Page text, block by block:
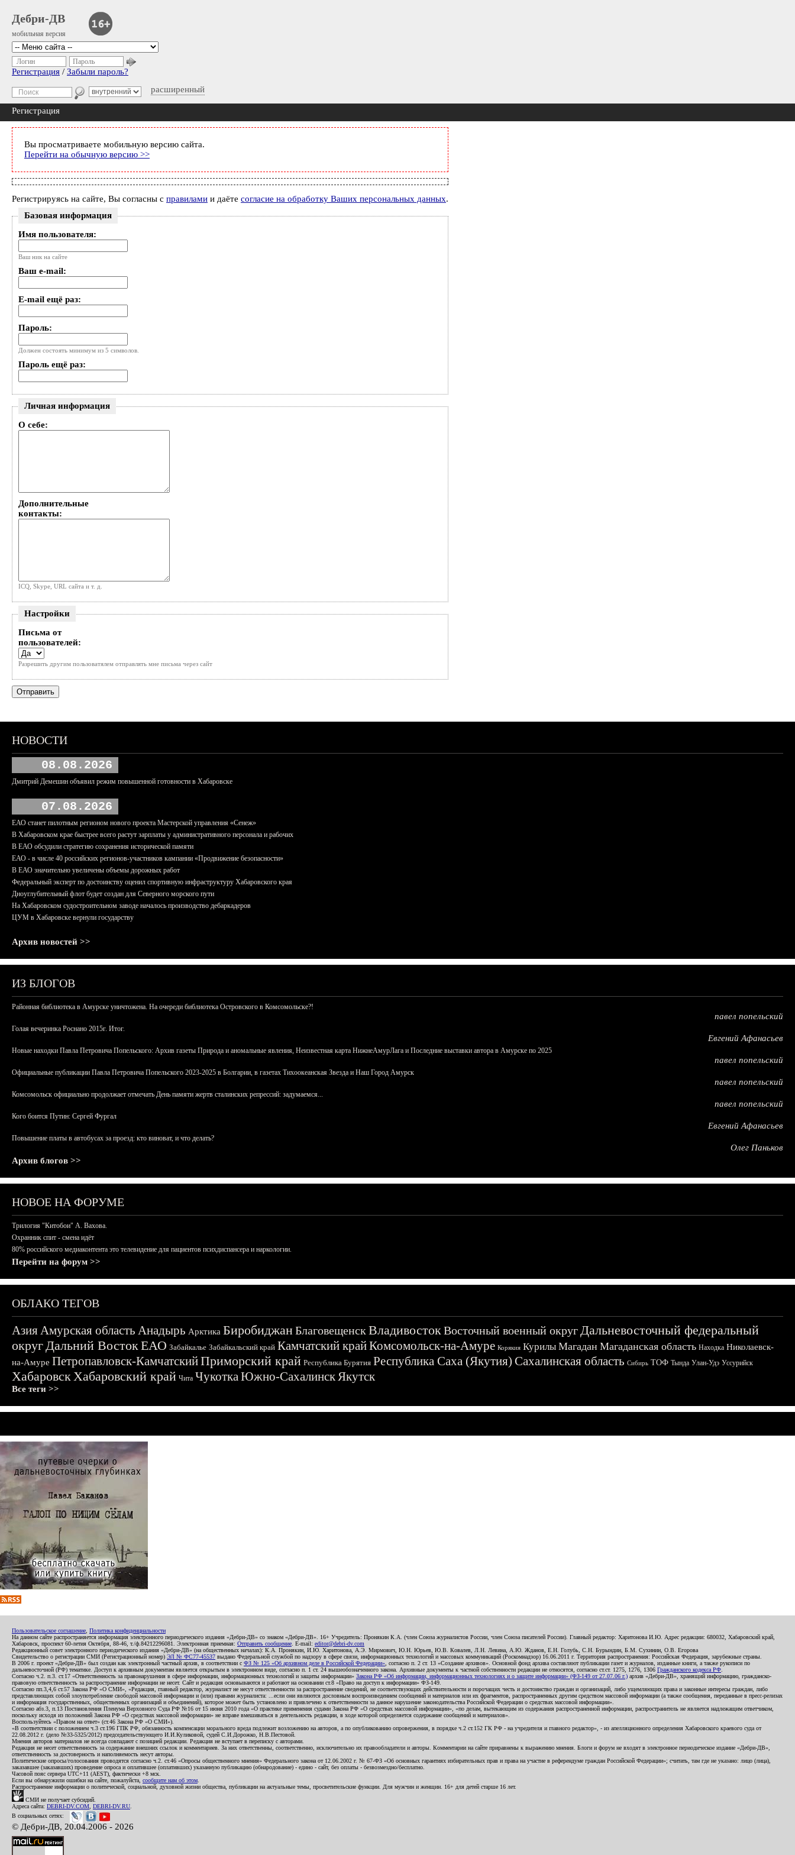
Дебри-ДВ
мобильная версия
расширенный
Логин Пароль
Регистрация / Забыли пароль?
Регистрация
Вы просматриваете мобильную версию сайта.
Перейти на обычную версию >>
Регистрируясь на сайте, Вы согласны с правилами и даёте согласие на обработку Ваших персональных данных.
Базовая информация
Имя пользователя:
Ваш ник на сайте
Ваш e-mail:
E-mail ещё раз:
Пароль:
Должен состоять минимум из 5 символов.
Пароль ещё раз:
Личная информация
О себе:
Дополнительные
контакты:
ICQ, Skype, URL сайта и т. д.
Настройки
Письма от
пользователей:
Разрешить другим пользоватялем отправлять мне письма через сайт
НОВОСТИ
08.08.2026
Дмитрий Демешин объявил режим повышенной готовности в Хабаровске
07.08.2026
ЕАО станет пилотным регионом нового проекта Мастерской управления «Сенеж»
В Хабаровском крае быстрее всего растут зарплаты у административного персонала и рабочих
В ЕАО обсудили стратегию сохранения исторической памяти
ЕАО - в числе 40 российских регионов-участников кампании «Продвижение безопасности»
В ЕАО значительно увеличены объемы дорожных работ
Федеральный эксперт по достоинству оценил спортивную инфраструктуру Хабаровского края
Дноуглубительный флот будет создан для Северного морского пути
На Хабаровском судостроительном заводе началось производство дебаркадеров
ЦУМ в Хабаровске вернули государству
Архив новостей >>
ИЗ БЛОГОВ
Районная библиотека в Амурске уничтожена. На очереди библиотека Островского в Комсомольске?!
павел попельский
Голая вечеринка Роснано 2015г. Итог.
Евгений Афанасьев
Новые находки Павла Петровича Попельского: Архив газеты Природа и аномальные явления, Неизвестная карта НижнеАмурЛага и Последние выставки автора в Амурске по 2025
павел попельский
Официальные публикации Павла Петровича Попельского 2023-2025 в Болгарии, в газетах Тихоокеанская Звезда и Наш Город Амурск
павел попельский
Комсомольск официально продолжает отмечать День памяти жертв сталинских репрессий: задумаемся...
павел попельский
Кого боится Путин: Сергей Фургал
Евгений Афанасьев
Повышение платы в автобусах за проезд: кто виноват, и что делать?
Олег Паньков
Архив блогов >>
НОВОЕ НА ФОРУМЕ
Трилогия "Китобои" А. Вахова.
Охранник спит - смена идёт
80% российского медиаконтента это телевидение для пациентов психдиспансера и наркологии.
Перейти на форум >>
ОБЛАКО ТЕГОВ
АзияАмурская область Анадырь Арктика БиробиджанБлаговещенскВладивостокВосточный военный округДальневосточный федеральный
округДальний ВостокЕАО Забайкалье Забайкальский край Камчатский крайКомсомольск-на-Амуре Корякия Курилы Магадан Магаданская область Находка Николаевск-
на-Амуре Петропавловск-КамчатскийПриморский край Республика Бурятия Республика Саха (Якутия) Сахалинская область Сибирь ТОФ Тында Улан-Удэ Уссурийск
ХабаровскХабаровский край Чита ЧукоткаЮжно-СахалинскЯкутск
Все теги >>
Пользовательское соглашение Политика конфиденциальности
На данном сайте распространяется информация электронного периодического издания «Дебри-ДВ» со знаком «Дебри-ДВ». 16+ Учредитель: Пронякин К.А. (член Союза журналистов России, член Союза писателей России). Главный редактор: Харитонова И.Ю. Адрес редакции: 680032, Хабаровский край,
Хабаровск, проспект 60-летия Октября, 88-46, т./ф.84212296081. Электронная приемная: Отправить сообщение . E-mail: editor@debri-dv.com
Редакционный совет электронного периодического издания «Дебри-ДВ» (на общественных началах): К.А. Пронякин, И.Ю. Харитонова, А.Э. Мирмович, Ю.Н. Юрьев, Ю.В. Ковалев, Л.Н. Левина, А.Ю. Жданов, Е.Н. Голубь, С.Н. Бурындин, Б.М. Сухинин, О.В. Егорова
Свидетельство о регистрации СМИ (Регистрационный номер) ЭЛ № ФС77-45537 выдано Федеральной службой по надзору в сфере связи, информационных технологий и массовых коммуникаций (Роскомнадзор) 16.06.2011 г. Территория распространения: Российская Федерация, зарубежные страны.
В 2006 г. проект «Дебри-ДВ» был создан как электронный частный архив, в соответствии с ФЗ № 125 «Об архивном деле в Российской Федерации» , согласно п. 2 ст. 13 «Создание архивов». Основной фонд архива составляют публикации газет и журналов, изданные книги, а также рукописи по
дальневосточной (РФ) тематике. Доступ к архивным документам является открытым в электронном виде, согласно п. 1 ст. 24 вышеобозначенного закона. Архивные документы к частной собственности редакции не относятся, согласно ст.ст. 1275, 1276, 1306 Гражданского кодекса РФ
Согласно ч.2. п.3. ст.17 «Ответственность за правонарушения в сфере информации, информационных технологий и защиты информации» Закона РФ «Об информации, информационных технологиях и о защите информации» (ФЗ-149 от 27.07.06 г.) архив «Дебри-ДВ», хранящий информацию, гражданско-
правовую ответственность за распространение информации не несет. Сайт и редакция основываются и работают на основании ст.8 «Право на доступ к информации» ФЗ-149.
Согласно пп.3,4,6 ст.57 Закона РФ «О СМИ», «Редакция, главный редактор, журналист не несут ответственности за распространение сведений, не соответствующих действительности и порочащих честь и достоинство граждан и организаций, либо ущемляющих права и законные интересы граждан, либо
представляющих собой злоупотребление свободой массовой информации и (или) правами журналиста: ...если они являются дословным воспроизведением сообщений и материалов или их фрагментов, распространенных другим средством массовой информации (а также сообщения, переданные в пресс-релизах
и информация государственных, общественных организаций и объединений), которое может быть установлено и привлечено к ответственности за данное нарушение законодательства Российской Федерации о средствах массовой информации».
Согласно абз.3, п.13 Постановления Пленума Верховного Суда РФ №16 от 15 июня 2010 года «О практике применения судами Закона РФ «О средствах массовой информации», «по делам, вытекающим из содержания распространенной информации, распространитель не является надлежащим ответчиком,
поскольку исходя из положений Закона РФ «О средствах массовой информации» не вправе вмешиваться в деятельность редакции, в ходе которой определяется содержание сообщений и материалов».
Воспользуйтесь «Правом на ответ» (ст.46 Закона РФ «О СМИ»).
«В соответствии с положением ч.3 ст.196 ГПК РФ, обязанность компенсации морального вреда подлежит возложению на авторов, а по опубликованию опровержения, в порядке ч.2 ст.152 ГК РФ - на учредителя и главного редактор», - из апелляционного определения Хабаровского краевого суда от
22.08.2012 г. (дело №33-5325/2012) председательствующего И.И.Куликовой, судей С.И.Дорожко, Н.В.Пестовой.
Мнения авторов материалов не всегда совпадают с позицией редакции. Редакция не вступает в переписку с авторами.
Редакция не несет ответственность за содержание внешних ссылок и комментариев. За них ответственны, соответственно, исключительно их правообладатели и авторы. Комментарии на сайте приравнены к выражению мнения. Блоги и форум не входят в электронное периодическое издание «Дебри-ДВ»,
ответственность за достоверность и наполняемость несут авторы.
Политические опросы/голосования проводятся согласно ч.2. ст.46 «Опросы общественного мнения» Федерального закона от 12.06.2002 г. № 67-ФЗ «Об основных гарантиях избирательных прав и права на участие в референдуме граждан Российской Федерации»; считать, там где не указано: лицо (лица),
заказавшее (заказавших) проведение опроса и оплатившее (оплативших) указанную публикацию (обнародование) - едино - сайт, без оплаты - безвозмездно/бесплатно.
Часовой пояс сервера UTC+11 (AEST), фактически +8 мск.
Если вы обнаружили ошибки на сайте, пожалуйста, сообщите нам об этом
Распространение информации о политической, социальной, духовной жизни общества, публикации на актуальные темы, просветительские функции. Для мужчин и женщин. 16+ для детей старше 16 лет.
СМИ не получает субсидий.
Адреса сайта: DEBRI-DV.COM DEBRI-DV.RU
В социальных сетях:
© Дебри-ДВ, 20.04.2006 - 2026